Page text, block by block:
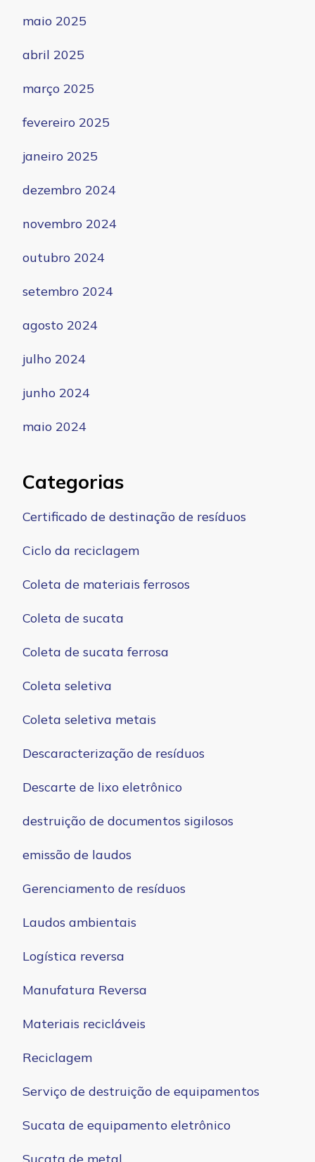
maio 2025
abril 2025
março 2025
fevereiro 2025
janeiro 2025
dezembro 2024
novembro 2024
outubro 2024
setembro 2024
agosto 2024
julho 2024
junho 2024
maio 2024
Categorias
Certificado de destinação de resíduos
Ciclo da reciclagem
Coleta de materiais ferrosos
Coleta de sucata
Coleta de sucata ferrosa
Coleta seletiva
Coleta seletiva metais
Descaracterização de resíduos
Descarte de lixo eletrônico
destruição de documentos sigilosos
emissão de laudos
Gerenciamento de resíduos
Laudos ambientais
Logística reversa
Manufatura Reversa
Materiais recicláveis
Reciclagem
Serviço de destruição de equipamentos
Sucata de equipamento eletrônico